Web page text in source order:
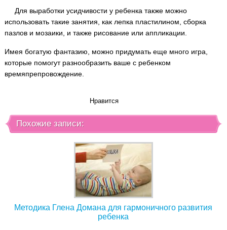
Для выработки усидчивости у ребенка также можно
использовать такие занятия, как лепка пластилином, сборка
пазлов и мозаики, и также рисование или аппликации.
Имея богатую фантазию, можно придумать еще много игра,
которые помогут разнообразить ваше с ребенком
времяпрепровождение.
Нравится
Похожие записи:
Методика Глена Домана для гармоничного развития
ребенка